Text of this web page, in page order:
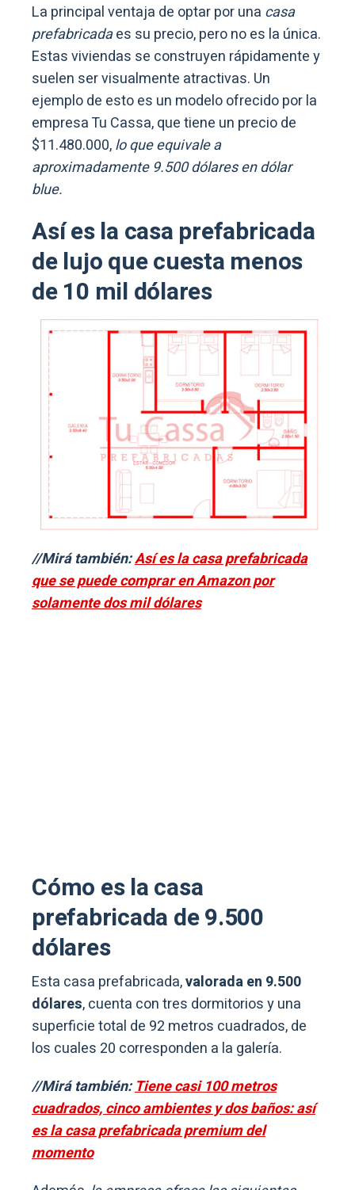
La principal ventaja de optar por una casa
prefabricadaes su precio, pero no es la única.
Estas viviendas se construyen rápidamente y
suelen ser visualmente atractivas. Un
ejemplo de esto es un modelo ofrecido por la
empresa Tu Cassa, que tiene un precio de
$11.480.000,lo que equivale a
aproximadamente 9.500 dólares en dólar
blue.
Así es la casa prefabricada
de lujo que cuesta menos
de 10 mil dólares
//Mirá también:Así es la casa prefabricada
que se puede comprar en Amazon por
solamente dos mil dólares
Cómo es la casa
prefabricada de 9.500
dólares
Esta casa prefabricada,valorada en 9.500
dólares, cuenta con tres dormitorios y una
superficie total de 92 metros cuadrados, de
los cuales 20 corresponden a la galería.
//Mirá también:Tiene casi 100 metros
cuadrados, cinco ambientes y dos baños: así
es la casa prefabricada premium del
momento